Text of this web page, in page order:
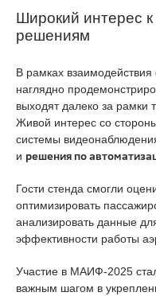
Широкий интерес
решениям
В рамках
наглядно
выходят далеко за рамки
Живой интерес со
системы
и решения по
Гости стенда смогли
оптимизировать
анализировать данные
эффективности работы
Участие в МАИФ-2025
важным шагом в